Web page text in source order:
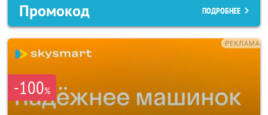
Промокод ПОДРОБНЕЕ
-100%